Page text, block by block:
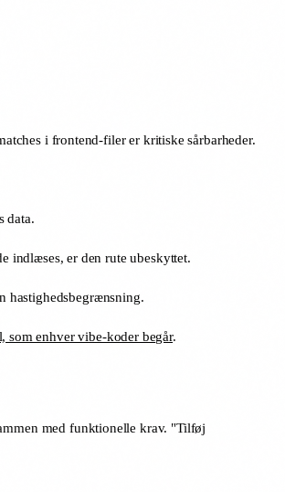
i frontend-filer er kritiske sårbarheder.
data.
indlæses, er den rute ubeskyttet.
hastighedsbegrænsning.
som enhver vibe-koder begår.
med funktionelle krav. "Tilføj